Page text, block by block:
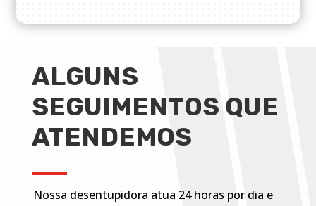
ALGUNS
SEGUIMENTOS QUE
ATENDEMOS
Nossa desentupidora atua 24 horas por dia e